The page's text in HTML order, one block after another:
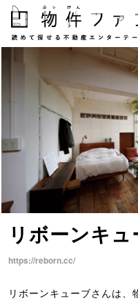
リボーンキ
https://reborn.cc/
リボーンキューブさんは、